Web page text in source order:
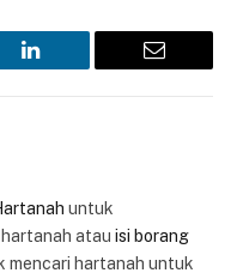
LinkedIn Email
untuk
atau isi borang
mencari hartanah untuk